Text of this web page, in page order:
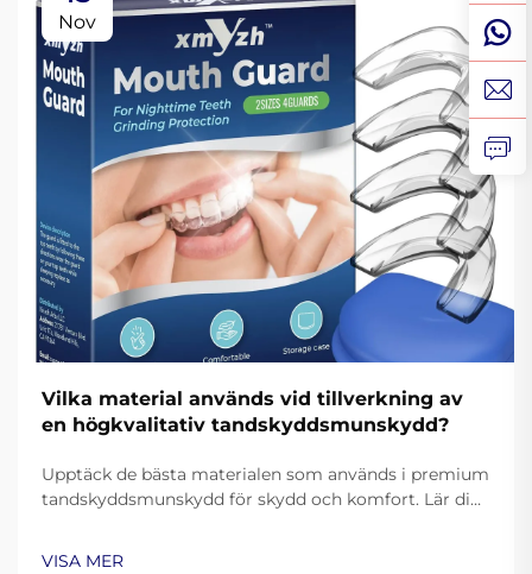
Nov
Vilka material används vid tillverkning av
en högkvalitativ tandskyddsmunskydd?
Upptäck de bästa materialen som används i premium
tandskyddsmunskydd för skydd och komfort. Lär dig
VISA MER